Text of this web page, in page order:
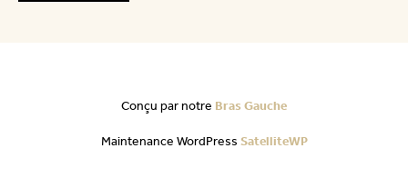
Conçu par notre Bras Gauche
Maintenance WordPress SatelliteWP